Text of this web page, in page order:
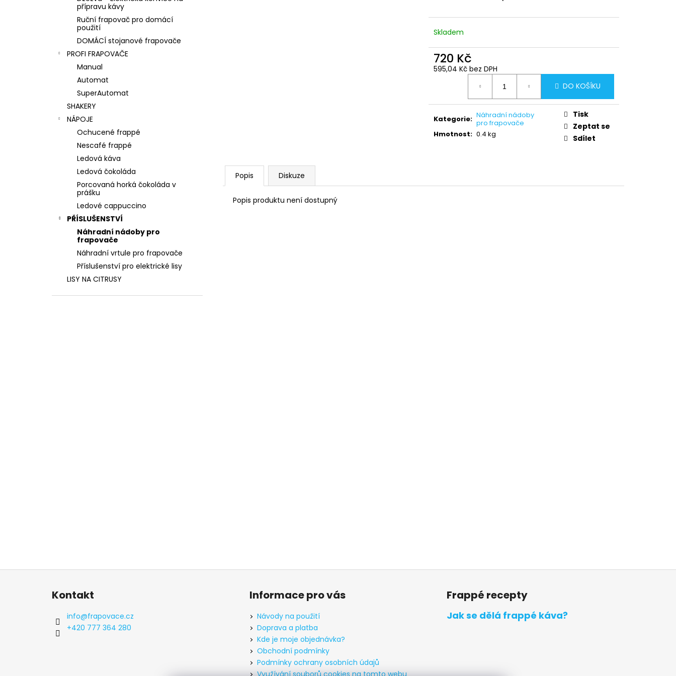
přípravu kávy
Ruční frapovač pro domácí
použití
DOMÁCÍ stojanové frapovače
PROFI FRAPOVAČE
Manual
Automat
SuperAutomat
SHAKERY
NÁPOJE
Ochucené frappé
Nescafé frappé
Ledová káva
Ledová čokoláda
Porcovaná horká čokoláda v
prášku
Ledové cappuccino
PŘÍSLUŠENSTVÍ
Náhradní nádoby pro
frapovače
Náhradní vrtule pro frapovače
Příslušenství pro elektrické lisy
LISY NA CITRUSY
Skladem
720 Kč
595,04 Kč bez DPH
DO KOŠÍKU
Kategorie: Náhradní nádoby
pro frapovače
Hmotnost: 0.4 kg
Tisk
Zeptat se
Sdílet
Popis Diskuze
Popis produktu není dostupný
Z
Kontakt
info@frapovace.cz
+420 777 364 280
Informace pro vás
Návody na použití
Doprava a platba
Kde je moje objednávka?
Obchodní podmínky
Podmínky ochrany osobních údajů
Frappé recepty
Jak se dělá frappé káva?